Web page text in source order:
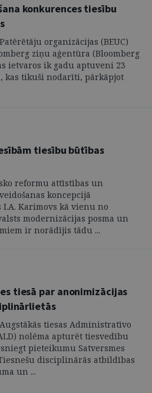
konkurences tiesību
organizācijas (BEUC)
ziņu aģentūra (Bloomberg
ietvaros ik gadu aptuveni 23
kas tikuši nodarīti, pārkāpjot
tiesību būtības
reformu attīstības un
koncepcijā
Karimovs kā vienu no
modernizācijas posma un
ir norādījis tādu ...
tiesā par anonimizācijas
tiesas Administratīvo
nolēma apturēt tiesvedību
pieteikumu Satversmes
disciplinārās atbildības
un ...